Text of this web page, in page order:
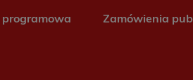
Zamówienia